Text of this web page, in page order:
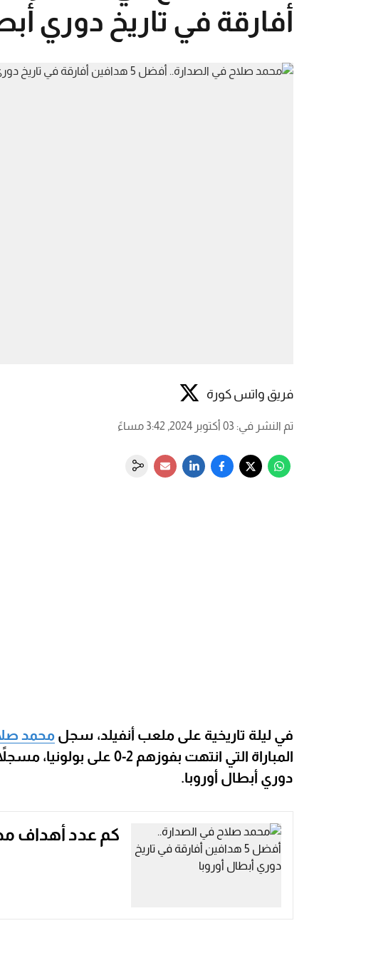
أفارقة في تاريخ دوري
فريق واتس كورة
تم النشر في: 03 أكتوبر 2024, 3:42 مساءً
في ليلة تاريخية على ملعب أنفيلد، سجل محمد
المباراة التي انتهت
دوري أبطال أوروبا.
كم عدد أهداف